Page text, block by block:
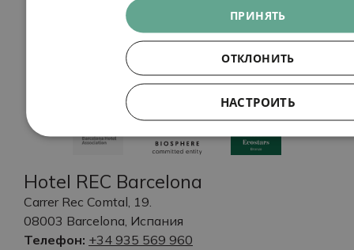
Hotel REC Barcelona
Carrer Rec Comtal, 19.
08003 Barcelona, Испания
Телефон: +34 935 569 960
ПРИНЯТЬ
ОТКЛОНИТЬ
НАСТРОИТЬ